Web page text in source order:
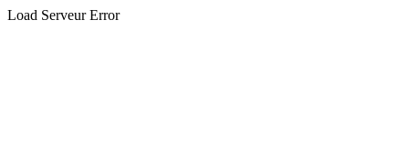
Load Serveur Error